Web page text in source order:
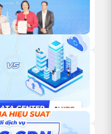
2025 – VỮNG BƯỚC ĐỒNG
XANH
DỮ LIỆU: ĐÂU LÀ LỰA